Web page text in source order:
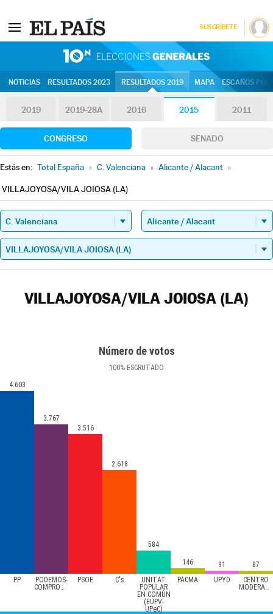
SUSCRÍBETE
NOTICIAS RESULTADOS 2023 RESULTADOS 2019 MAPA ESCAÑOS
2019 2019-28A 2016 2015 2011
CONGRESO SENADO
Estás en: Total España » C. Valenciana » Alicante / Alacant »
VILLAJOYOSA/VILA JOIOSA (LA)
VILLAJOYOSA/VILA JOIOSA (LA)
Número de votos
100% ESCRUTADO
PP
PODEMOS-
COMPROMÍS
PSOE C's
UNITAT
POPULAR
EN COMÚN
(EUPV-
UPeC)
PACMA UPYD
CENTRO
MODERADO
4.603
3.767
3.516
2.618
584
146 91 87